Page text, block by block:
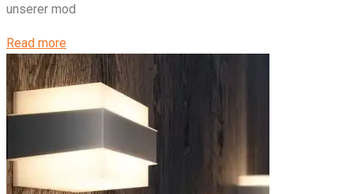
unserer mod
Read more